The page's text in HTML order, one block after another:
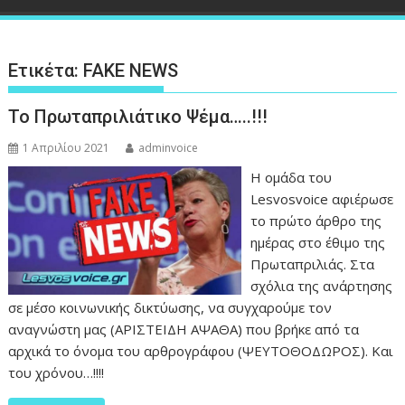
Ετικέτα: FAKE NEWS
Το Πρωταπριλιάτικο Ψέμα…..!!!
1 Απριλίου 2021 adminvoice
Η ομάδα του
Lesvosvoice αφιέρωσε
το πρώτο άρθρο της
ημέρας στο έθιμο της
Πρωταπριλιάς. Στα
σχόλια της ανάρτησης
σε μέσο κοινωνικής δικτύωσης, να συγχαρούμε τον
αναγνώστη μας (ΑΡΙΣΤΕΙΔΗ ΑΨΑΘΑ) που βρήκε από τα
αρχικά το όνομα του αρθρογράφου (ΨΕΥΤΟΘΟΔΩΡΟΣ). Και
του χρόνου…!!!!